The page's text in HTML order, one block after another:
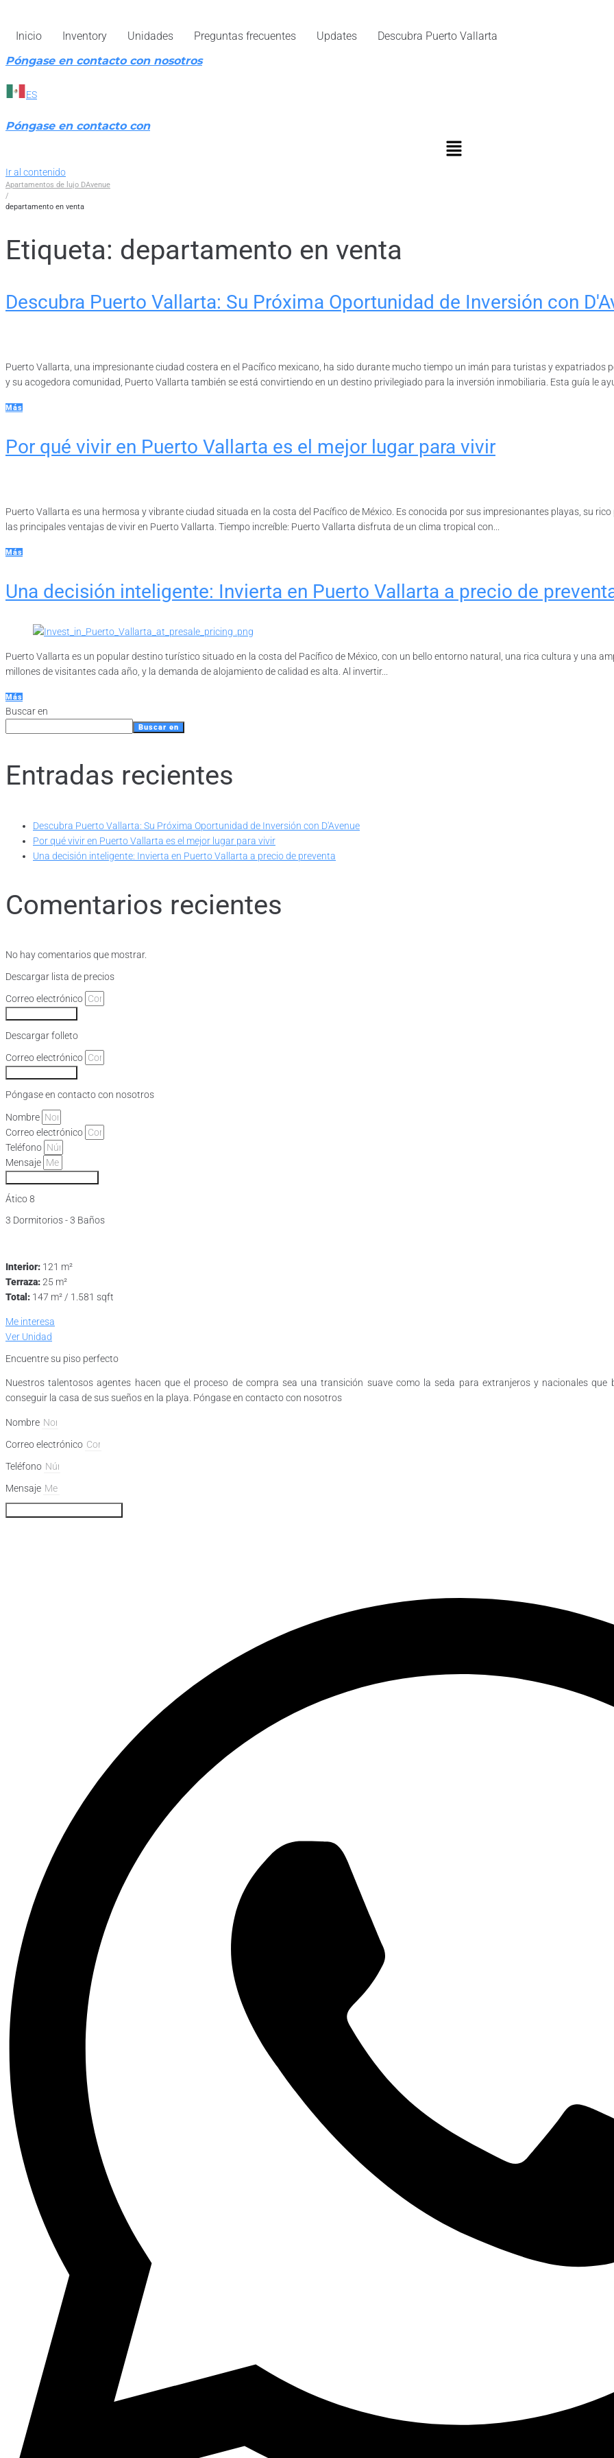
Inicio Inventory Unidades Preguntas frecuentes Updates
Descubra Puerto Vallarta
Póngase en contacto con nosotros
ES
Póngase en contacto con
Ir al contenido
Apartamentos de lujo DAvenue
/
departamento en venta
Etiqueta: departamento en venta
Descubra Puerto Vallarta: Su Próxima Oportunidad de Inversión con
Puerto Vallarta, una impresionante ciudad costera en el Pacífico mexicano, ha sido durante mucho tiempo un imán para turistas y expatriados
y su acogedora comunidad, Puerto Vallarta también se está convirtiendo en un destino privilegiado para la inversión inmobiliaria. Esta guía le
Más
Por qué vivir en Puerto Vallarta es el mejor lugar para vivir
Puerto Vallarta es una hermosa y vibrante ciudad situada en la costa del Pacífico de México. Es conocida por sus impresionantes playas, su
las principales ventajas de vivir en Puerto Vallarta. Tiempo increíble: Puerto Vallarta disfruta de un clima tropical con...
Más
Una decisión inteligente: Invierta en Puerto Vallarta a precio de
Puerto Vallarta es un popular destino turístico situado en la costa del Pacífico de México, con un bello entorno natural, una rica cultura y una
millones de visitantes cada año, y la demanda de alojamiento de calidad es alta. Al invertir...
Más
Buscar en
Buscar en
Entradas recientes
Descubra Puerto Vallarta: Su Próxima Oportunidad de Inversión con D'Avenue
Por qué vivir en Puerto Vallarta es el mejor lugar para vivir
Una decisión inteligente: Invierta en Puerto Vallarta a precio de preventa
Comentarios recientes
No hay comentarios que mostrar.
Descargar lista de precios
Correo electrónico
Descargar folleto
Correo electrónico
Póngase en contacto con nosotros
Nombre
Correo electrónico
Teléfono
Mensaje
Ático 8
3 Dormitorios - 3 Baños
Interior: 121 m²
Terraza:25 m²
Total: 147 m² / 1.581 sqft
Me interesa
Ver Unidad
Encuentre su piso perfecto
Nuestros talentosos agentes hacen que el proceso de compra sea una transición suave como la seda para extranjeros y nacionales que
conseguir la casa de sus sueños en la playa. Póngase en contacto con nosotros
Nombre
Correo electrónico
Teléfono
Mensaje